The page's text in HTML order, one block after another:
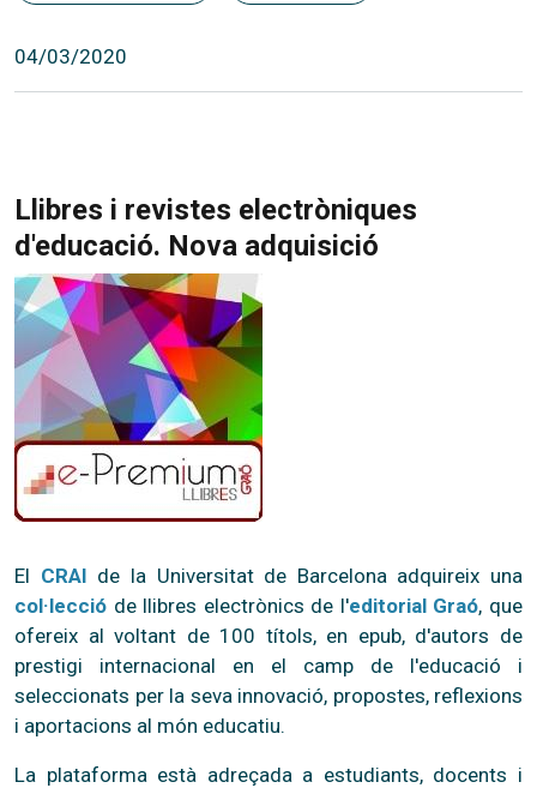
04/03/2020
Llibres i revistes electròniques
d'educació. Nova adquisició
El CRAI de la Universitat de Barcelona adquireix una
col·lecció de llibres electrònics de l'editorial Graó, que
ofereix al voltant de 100 títols, en epub, d'autors de
prestigi internacional en el camp de l'educació i
seleccionats per la seva innovació, propostes, reflexions
i aportacions al món educatiu.
La plataforma està adreçada a estudiants, docents i